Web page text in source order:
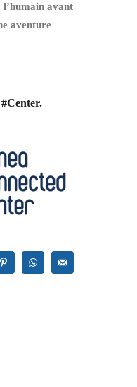
avant
aventure